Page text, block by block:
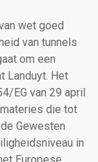
wet goed
van tunnels
om een
Landuyt. Het
EG van 29 april
die tot
Gewesten
in